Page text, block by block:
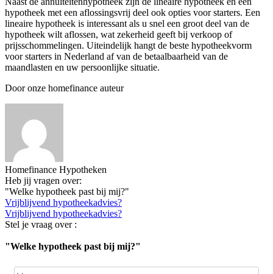
hypotheek met een aflossingsvrij deel ook opties voor starters. Een
lineaire hypotheek is interessant als u snel een groot deel van de
hypotheek wilt aflossen, wat zekerheid geeft bij verkoop of
prijsschommelingen. Uiteindelijk hangt de beste hypotheekvorm
voor starters in Nederland af van de betaalbaarheid van de
maandlasten en uw persoonlijke situatie.
Door onze homefinance auteur
Homefinance Hypotheken
Heb jij vragen over:
"Welke hypotheek past bij mij?"
Vrijblijvend hypotheekadvies?
Vrijblijvend hypotheekadvies?
Stel je vraag over :
"Welke hypotheek past bij mij?"